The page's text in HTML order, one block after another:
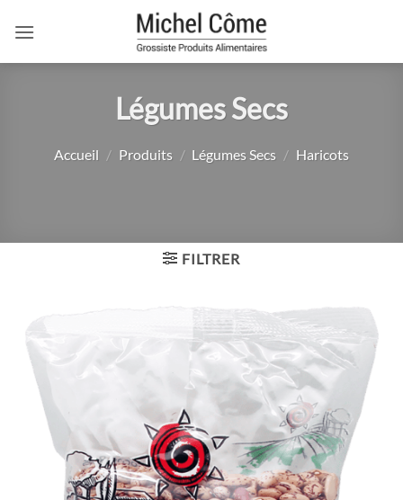
Légumes Secs
Accueil / Produits / Légumes Secs / Haricots
FILTRER